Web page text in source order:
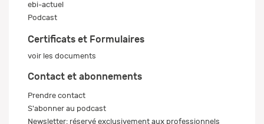
ebi-actuel
Podcast
Certificats et Formulaires
voir les documents
Contact et abonnements
Prendre contact
S'abonner au podcast
Newsletter: réservé exclusivement aux professionnels